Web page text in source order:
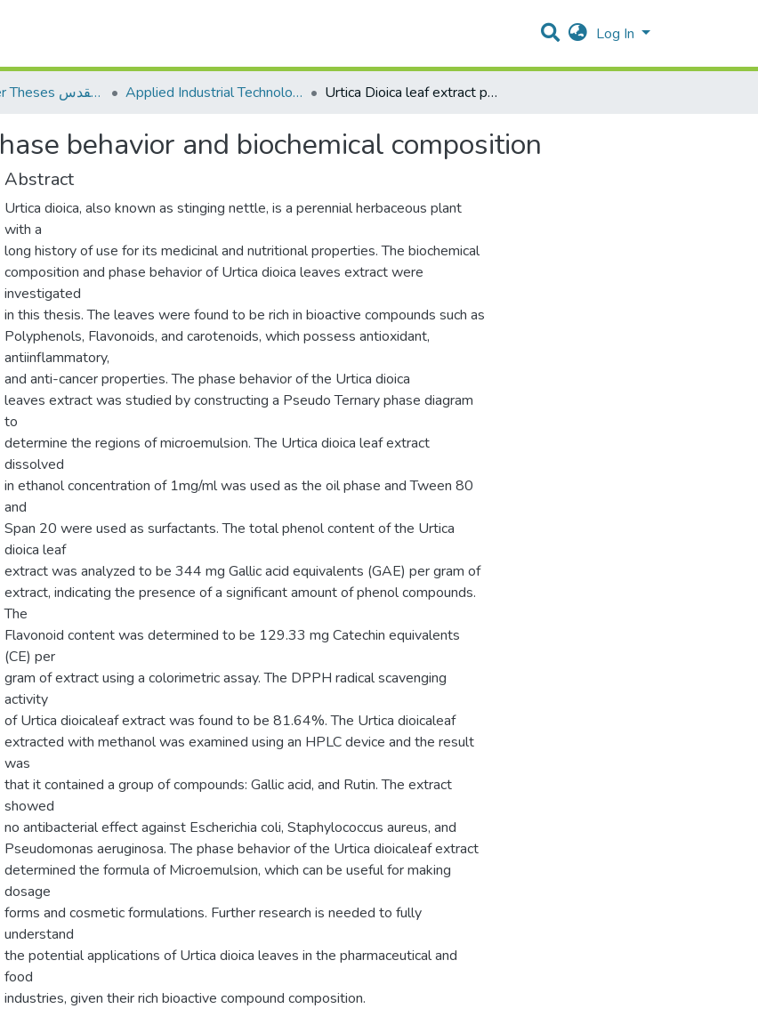
Log In
AQU Master Theses الرسائل الجامعية الخاصة بجامعة القدس Applied Industrial Technology التكنولوجيا التطبيقية والصناعية Urtica Dioica leaf extract phase behavior and biochemical composition
behavior and biochemical composition
Abstract
Urtica dioica, also known as stinging nettle, is a perennial herbaceous plant
with a
long history of use for its medicinal and nutritional properties. The biochemical
composition and phase behavior of Urtica dioica leaves extract were
investigated
in this thesis. The leaves were found to be rich in bioactive compounds such as
Polyphenols, Flavonoids, and carotenoids, which possess antioxidant,
antiinflammatory,
and anti-cancer properties. The phase behavior of the Urtica dioica
leaves extract was studied by constructing a Pseudo Ternary phase diagram
to
determine the regions of microemulsion. The Urtica dioica leaf extract
dissolved
in ethanol concentration of 1mg/ml was used as the oil phase and Tween 80
and
Span 20 were used as surfactants. The total phenol content of the Urtica
dioica leaf
extract was analyzed to be 344 mg Gallic acid equivalents (GAE) per gram of
extract, indicating the presence of a significant amount of phenol compounds.
The
Flavonoid content was determined to be 129.33 mg Catechin equivalents
(CE) per
gram of extract using a colorimetric assay. The DPPH radical scavenging
activity
of Urtica dioicaleaf extract was found to be 81.64%. The Urtica dioicaleaf
extracted with methanol was examined using an HPLC device and the result
was
that it contained a group of compounds: Gallic acid, and Rutin. The extract
showed
no antibacterial effect against Escherichia coli, Staphylococcus aureus, and
Pseudomonas aeruginosa. The phase behavior of the Urtica dioicaleaf extract
determined the formula of Microemulsion, which can be useful for making
dosage
forms and cosmetic formulations. Further research is needed to fully
understand
the potential applications of Urtica dioica leaves in the pharmaceutical and
food
industries, given their rich bioactive compound composition.